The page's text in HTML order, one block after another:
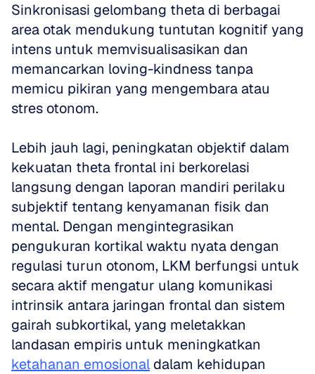
Sinkronisasi gelombang theta di berbagai
area otak mendukung tuntutan kognitif yang
intens untuk memvisualisasikan dan
memancarkan loving-kindness tanpa
memicu pikiran yang mengembara atau
stres otonom.
Lebih jauh lagi, peningkatan objektif dalam
kekuatan theta frontal ini berkorelasi
langsung dengan laporan mandiri perilaku
subjektif tentang kenyamanan fisik dan
mental. Dengan mengintegrasikan
pengukuran kortikal waktu nyata dengan
regulasi turun otonom, LKM berfungsi untuk
secara aktif mengatur ulang komunikasi
intrinsik antara jaringan frontal dan sistem
gairah subkortikal, yang meletakkan
ketahanan emosional dalam kehidupan